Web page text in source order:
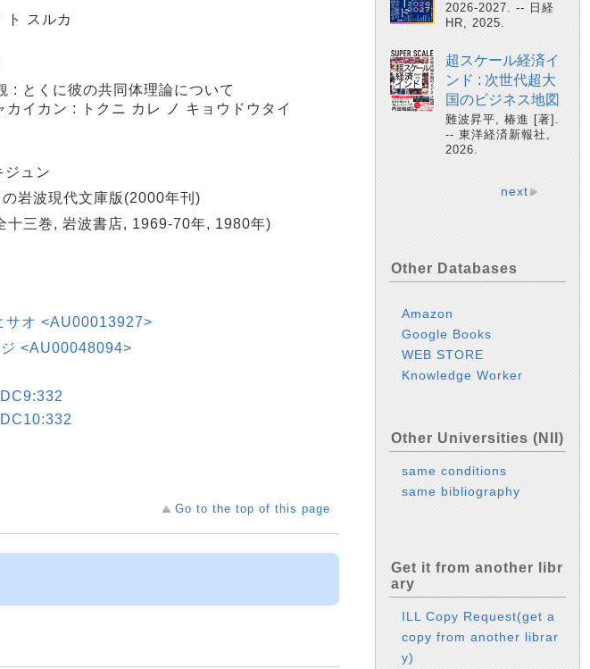
ト スルカ
: とくに彼の共同体理論について
イカン : トクニ カレ ノ キョウドウタイ
ジュン
岩波現代文庫版(2000年刊)
十三巻, 岩波書店, 1969-70年, 1980年)
サオ <AU00013927>
<AU00048094>
Go to the top of this page
2026-2027. -- 日経
HR, 2025.
超スケール経済イ
ンド : 次世代超大
国のビジネス地図
難波昇平, 椿進 [著].
-- 東洋経済新報社,
2026.
next
Other Databases
Amazon
Google Books
WEB STORE
Knowledge Worker
Other Universities (NII)
same conditions
same bibliography
Get it from another libr
ary
ILL Copy Request(get a
copy from another librar
y)